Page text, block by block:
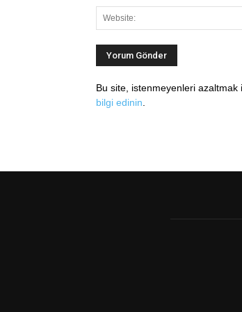
Bu site, istenmeyenleri azaltmak
bilgi edinin